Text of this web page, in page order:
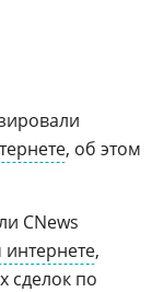
, об этом
CNews
,
сделок по